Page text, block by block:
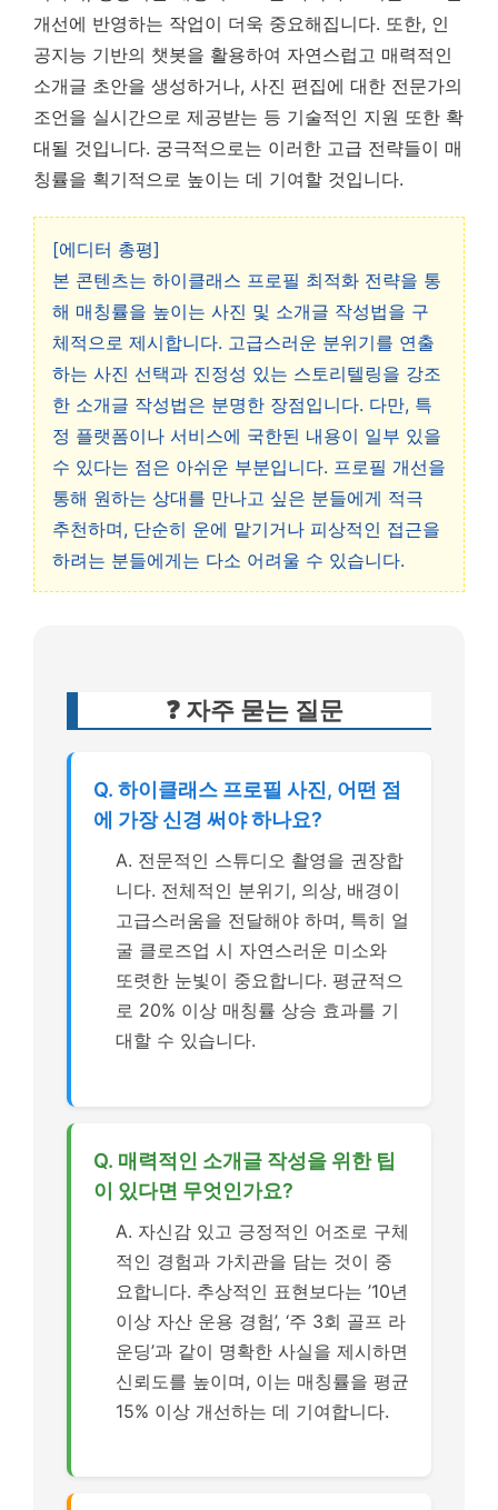
개선에 반영하는 작업이 더욱 중요해집니다. 또한, 인
공지능 기반의 챗봇을 활용하여 자연스럽고 매력적인
소개글 초안을 생성하거나, 사진 편집에 대한 전문가의
조언을 실시간으로 제공받는 등 기술적인 지원 또한 확
대될 것입니다. 궁극적으로는 이러한 고급 전략들이 매
칭률을 획기적으로 높이는 데 기여할 것입니다.
[에디터 총평]
본 콘텐츠는 하이클래스 프로필 최적화 전략을 통
해 매칭률을 높이는 사진 및 소개글 작성법을 구
체적으로 제시합니다. 고급스러운 분위기를 연출
하는 사진 선택과 진정성 있는 스토리텔링을 강조
한 소개글 작성법은 분명한 장점입니다. 다만, 특
정 플랫폼이나 서비스에 국한된 내용이 일부 있을
수 있다는 점은 아쉬운 부분입니다. 프로필 개선을
통해 원하는 상대를 만나고 싶은 분들에게 적극
추천하며, 단순히 운에 맡기거나 피상적인 접근을
하려는 분들에게는 다소 어려울 수 있습니다.
❓ 자주 묻는 질문
Q. 하이클래스 프로필 사진, 어떤 점
에 가장 신경 써야 하나요?
A. 전문적인 스튜디오 촬영을 권장합
니다. 전체적인 분위기, 의상, 배경이
고급스러움을 전달해야 하며, 특히 얼
굴 클로즈업 시 자연스러운 미소와
또렷한 눈빛이 중요합니다. 평균적으
로 20% 이상 매칭률 상승 효과를 기
대할 수 있습니다.
Q. 매력적인 소개글 작성을 위한 팁
이 있다면 무엇인가요?
A. 자신감 있고 긍정적인 어조로 구체
적인 경험과 가치관을 담는 것이 중
요합니다. 추상적인 표현보다는 ’10년
이상 자산 운용 경험’, ‘주 3회 골프 라
운딩’과 같이 명확한 사실을 제시하면
신뢰도를 높이며, 이는 매칭률을 평균
15% 이상 개선하는 데 기여합니다.